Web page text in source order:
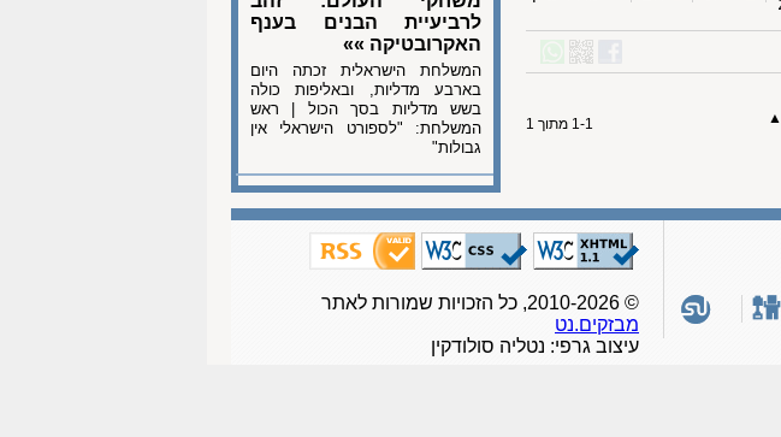
1-1 מתוך 1
לרביעיית הבנים בענף
האקרובטיקה »»
המשלחת הישראלית זכתה היום
בארבע מדליות, ובאליפות כולה
בשש מדליות בסך הכול | ראש
המשלחת: "לספורט הישראלי אין
גבולות"
© 2010-2026, כל הזכויות שמורות לאתר
מבזקים.נט
עיצוב גרפי: נטליה סולודקין